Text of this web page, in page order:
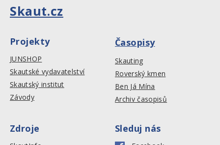
Skaut.cz
Projekty
JUNSHOP
Skautské vydavatelství
Skautský institut
Závody
Časopisy
Skauting
Roverský kmen
Ben Já Mína
Archiv časopisů
Zdroje Sleduj nás